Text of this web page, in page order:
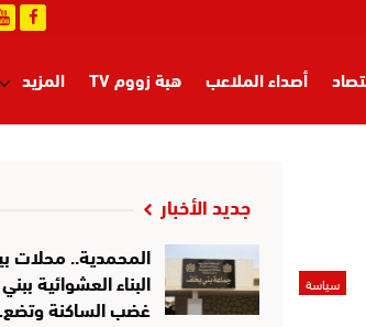
أصداء الملاعب هبة زووم TV المزيد
سياسة
جديد الأخبار
المحمدية.. محلات
البناء العشوائية
غضب الساكنة